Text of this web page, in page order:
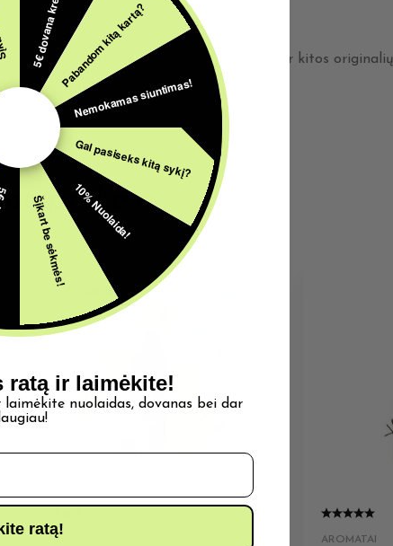
matmenys, dydžiai, funkcijos ir/ar kitos
nurodytomis savybėmis.
prekės
AROMATAI AROMATAI
Pabandom kitą kartą?
Nemokamas siuntimas!
Gal pasiseks kitą sykį?
10% Nuolaida!
Šįkart be sėkmės!
ratą ir laimėkite!
laimėkite nuolaidas, dovanas bei dar
ratą!